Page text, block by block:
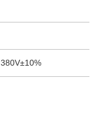
380V±10%